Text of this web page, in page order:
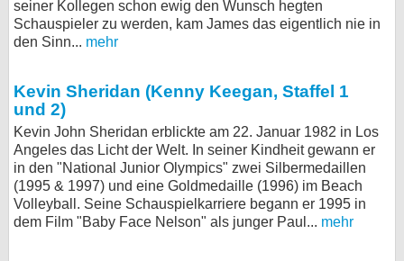
seiner Kollegen schon ewig den Wunsch hegten
Schauspieler zu werden, kam James das eigentlich nie in
den Sinn... mehr
Kevin Sheridan (Kenny Keegan, Staffel 1
und 2)
Kevin John Sheridan erblickte am 22. Januar 1982 in Los
Angeles das Licht der Welt. In seiner Kindheit gewann er
in den "National Junior Olympics" zwei Silbermedaillen
(1995 & 1997) und eine Goldmedaille (1996) im Beach
Volleyball. Seine Schauspielkarriere begann er 1995 in
dem Film "Baby Face Nelson" als junger Paul... mehr